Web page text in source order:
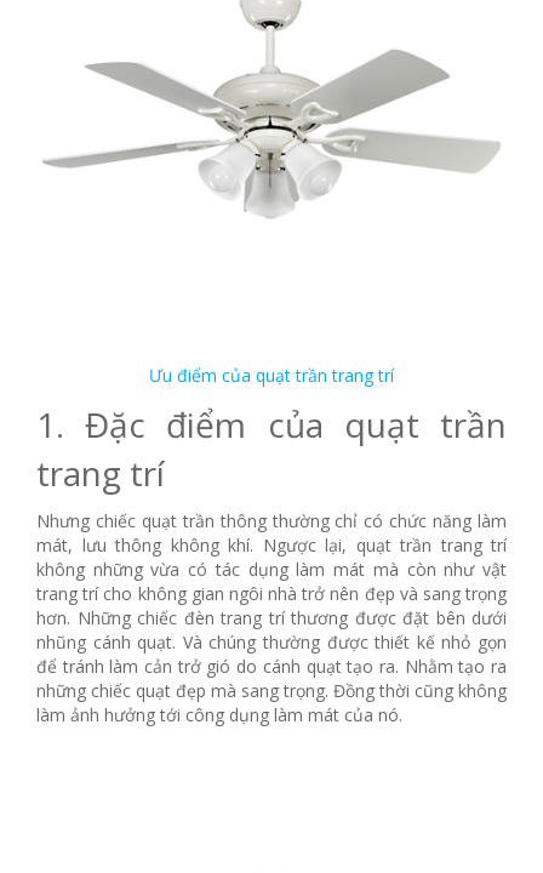
Ưu điểm của quạt trần trang trí
1. Đặc điểm của quạt trần
trang trí
Nhưng chiếc quạt trần thông thường chỉ có chức năng làm
mát, lưu thông không khí. Ngược lại, quạt trần trang trí
không những vừa có tác dụng làm mát mà còn như vật
trang trí cho không gian ngôi nhà trở nên đẹp và sang trọng
hơn. Những chiếc đèn trang trí thương được đặt bên dưới
nhũng cánh quạt. Và chúng thường được thiết kế nhỏ gọn
để tránh làm cản trở gió do cánh quạt tạo ra. Nhằm tạo ra
những chiếc quạt đẹp mà sang trọng. Đồng thời cũng không
làm ảnh hưởng tới công dụng làm mát của nó.